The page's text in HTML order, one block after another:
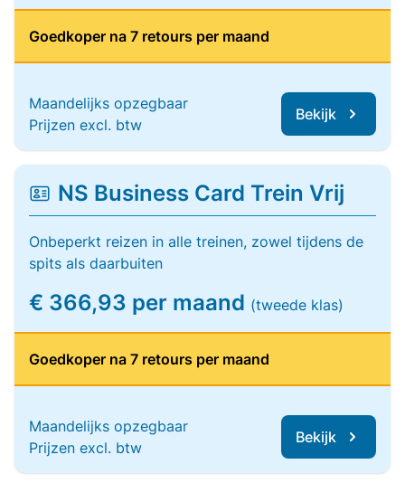
Goedkoper na 7 retours per maand
Maandelijks opzegbaar
Prijzen excl. btw
Bekijk
NS Business Card Trein Vrij
Onbeperkt reizen in alle treinen, zowel tijdens de
spits als daarbuiten
€ 366,93 per maand (tweede klas)
Goedkoper na 7 retours per maand
Maandelijks opzegbaar
Prijzen excl. btw
Bekijk